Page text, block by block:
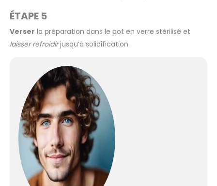
ÉTAPE 5
Verser la préparation dans le pot en verre stérilisé et
laisser refroidirjusqu’à solidification.